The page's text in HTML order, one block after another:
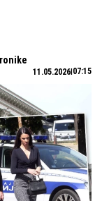
11.05.2026 07:15